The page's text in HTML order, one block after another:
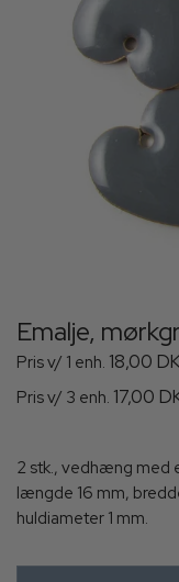
Emalje,
Pris v/ 1 enh. 18,00
Pris v/ 3 enh. 17,00
2 stk., vedhæng med
længde 16 mm,
huldiameter 1 mm.